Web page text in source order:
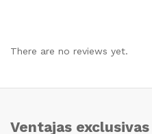
There are no reviews yet.
Ventajas